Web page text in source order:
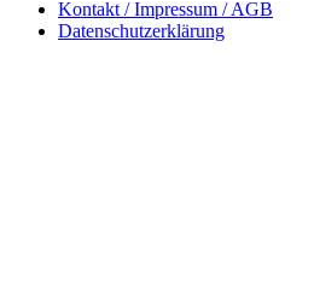
Kontakt / Impressum / AGB
Datenschutzerklärung